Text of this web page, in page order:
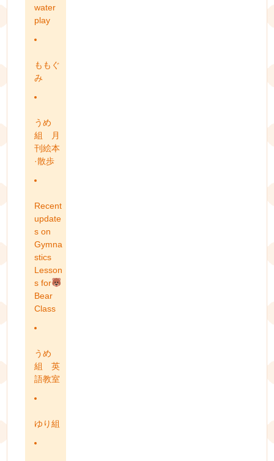
water
play
ももぐ
み
うめ
組 月
刊絵本
·散歩
Recent
update
s on
Gymna
stics
Lesson
s for
Bear
Class
うめ
組 英
語教室
ゆり組